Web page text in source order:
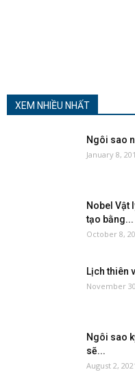
XEM NHIỀU NHẤT
Ngôi sao
January 8,
Nobel Vật
tạo bằng...
October 8,
Lịch thiên
November
Ngôi sao
sẽ...
August 2,